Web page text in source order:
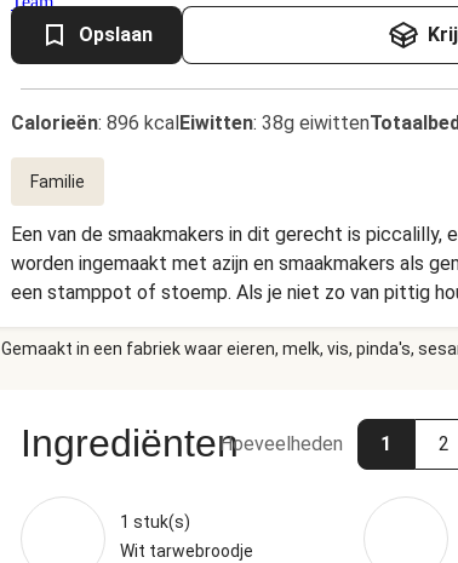
Opslaan
Calorieën: 896 kcalEiwitten: 38g eiwitten
Familie
Een van de smaakmakers in dit gerecht is
worden ingemaakt met azijn en smaakmakers als
een stamppot of stoemp. Als je niet zo van pittig
Gemaakt in een fabriek waar eieren, melk, vis, pinda's,
IngrediëntenHoeveelheden 1 2
1 stuk(s)
Wit tarwebroodje